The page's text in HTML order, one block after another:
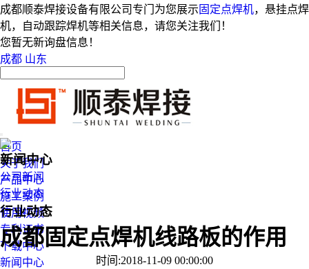
成都顺泰焊接设备有限公司专门为您展示 固定点焊机，悬挂点焊
机，自动跟踪焊机等相关信息，请您关注我们！
您暂无新询盘信息！
成都 山东
首页
关于我们
产品中心
施工案例
使用视频
专利证书
下载中心
新闻中心
新闻中心
公司新闻
行业动态
行业动态
成都固定点焊机线路板的作用
时间:2018-11-09 00:00:00